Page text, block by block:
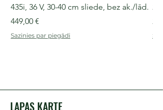
435i, 36 V, 30-40 cm sliede, bez ak./lād.
Cena
449,00 €
Sazinies par piegādi
LAPAS KARTE